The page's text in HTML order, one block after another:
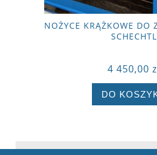
NOŻYCE KRĄŻKOWE DO
SCHECHTL
4 450,00
DO